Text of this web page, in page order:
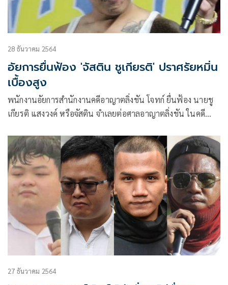
28 ธันวาคม 2564
อัยการยื่นฟ้อง 'จัสติน ชูเกียรติ' ปราศรัยหมิ่น
เบื้องสูง
พนักงานอัยการสำนักงานคดีอาญาตลิ่งชัน โจทก์ ยื่นฟ้อง นายชู
เกียรติ แสงวงค์ หรือจัสติน จำเลยต่อศาลอาญาตลิ่งชัน ในคดี
27 ธันวาคม 2564